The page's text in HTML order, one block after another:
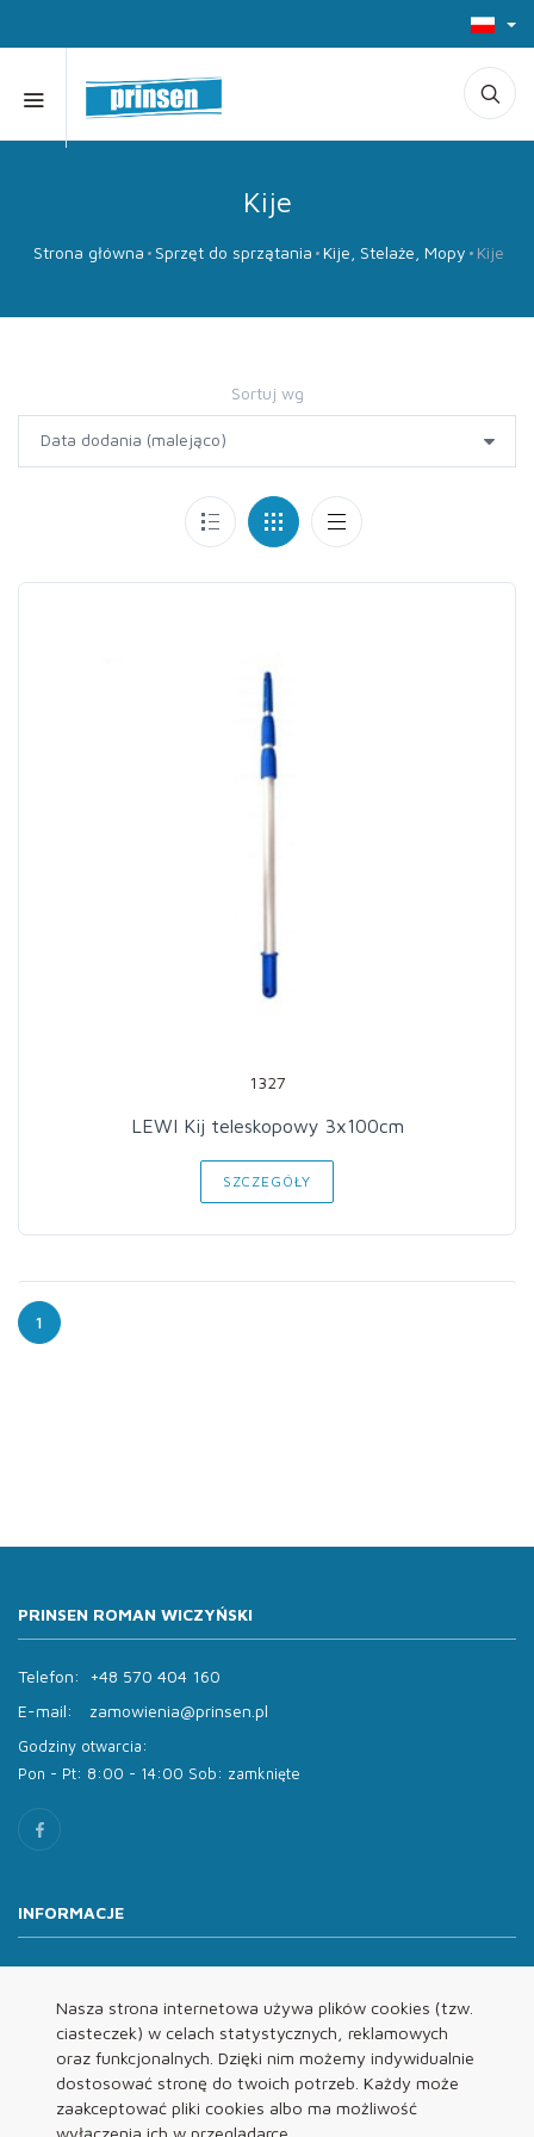
Nasza strona internetowa używa plików cookies (tzw.
ciasteczek) w celach statystycznych, reklamowych
oraz funkcjonalnych. Dzięki nim możemy indywidualnie
dostosować stronę do twoich potrzeb. Każdy może
zaakceptować pliki cookies albo ma możliwość
wyłączenia ich w przeglądarce.
Kije
Strona główna Sprzęt do sprzątania Kije, Stelaże, Mopy Kije
Sortuj wg
1327
LEWI Kij teleskopowy 3x100cm
SZCZEGÓŁY
1
PRINSEN ROMAN WICZYŃSKI
Telefon:
+48 570 404 160
E-mail:
zamowienia@prinsen.pl
Godziny otwarcia:
Pon - Pt: 8:00 - 14:00 Sob: zamknięte
INFORMACJE
Oferta
Kontakt
REGULAMINY